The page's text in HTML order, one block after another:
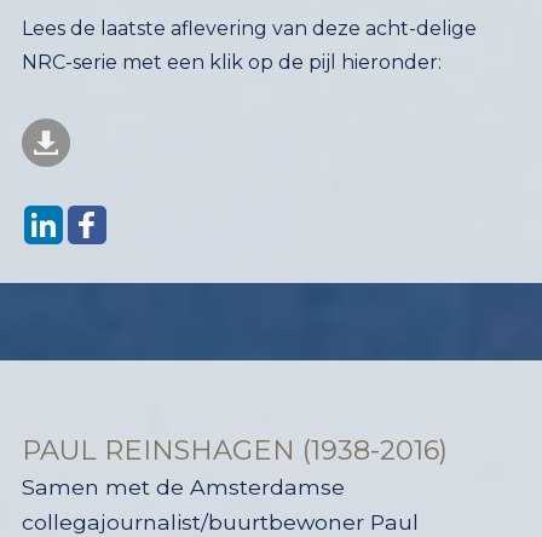
Lees de laatste aflevering van deze acht-delige
NRC-serie met een klik op de pijl hieronder:
PAUL REINSHAGEN (1938-2016)
Samen met de Amsterdamse
collegajournalist/buurtbewoner Paul